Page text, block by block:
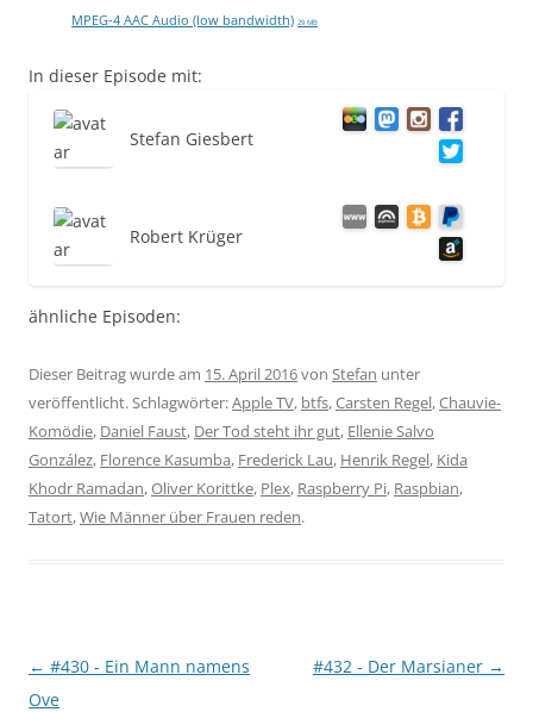
MPEG-4 AAC Audio (low bandwidth) 29 MB
In dieser Episode mit:
Stefan Giesbert
Robert Krüger
ähnliche Episoden:
Dieser Beitrag wurde am 15. April 2016von Stefan unter
veröffentlicht. Schlagwörter:Apple TV, btfs,Carsten Regel,Chauvie-
Komödie, Daniel Faust, Der Tod steht ihr gut, Ellenie Salvo
González, Florence Kasumba, Frederick Lau, Henrik Regel, Kida
Khodr Ramadan,Oliver Korittke, Plex, Raspberry Pi, Raspbian,
Tatort,Wie Männer über Frauen reden.
Beitragsnavigation
← #430 - Ein Mann namens
Ove
#432 - Der Marsianer →